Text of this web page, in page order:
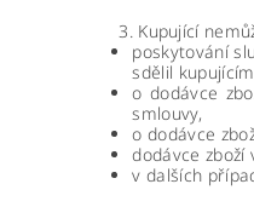
Kupující
poskytování
sdělil
o dodávce
smlouvy,
o dodávce
dodávce
v dalších